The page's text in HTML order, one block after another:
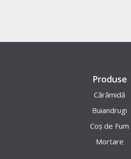
Produse
Cărămidă
Buiandrugi
Coș de Fum
Mortare